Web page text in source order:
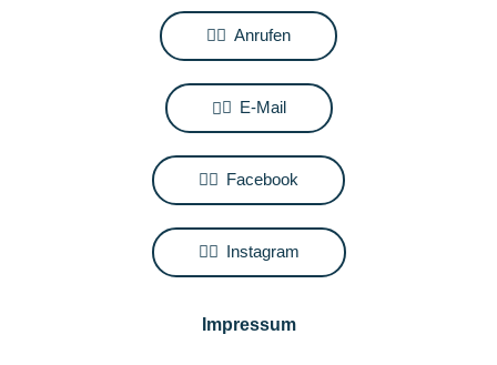
Anrufen
E-Mail
Facebook
Instagram
Impressum